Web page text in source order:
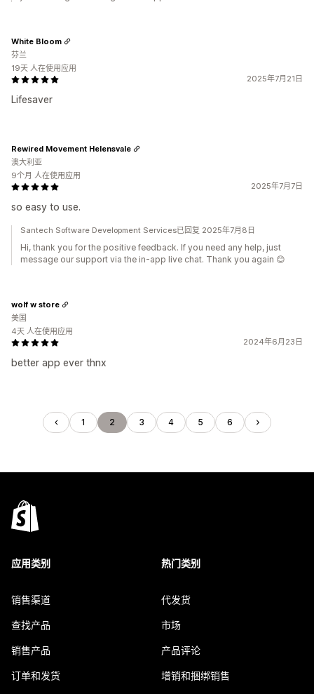
2025年7月21日
Lifesaver
White Bloom
芬兰
19天 人在使用应用
2025年7月7日
so easy to use.
Rewired Movement Helensvale
澳大利亚
9个月 人在使用应用
Santech Software Development Services已回复 2025年7月8日
Hi, thank you for the positive feedback. If you need any help, just
message our support via the in-app live chat. Thank you again 😊
2024年6月23日
better app ever thnx
wolf w store
美国
4天 人在使用应用
1 2 3 4 5 6
应用类别
销售渠道
查找产品
销售产品
订单和发货
热门类别
代发货
市场
产品评论
增销和捆绑销售